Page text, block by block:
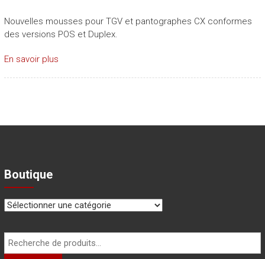
Nouvelles mousses pour TGV et pantographes CX conformes
des versions POS et Duplex.
En savoir plus
Boutique
Recherche
pour :